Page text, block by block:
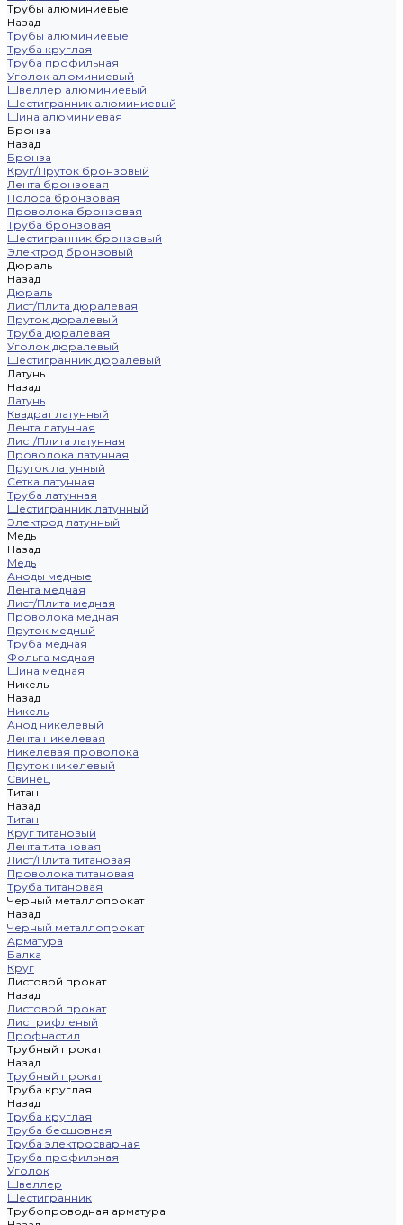
Трубы алюминиевые
Назад
Трубы алюминиевые
Труба круглая
Труба профильная
Уголок алюминиевый
Швеллер алюминиевый
Шестигранник алюминиевый
Шина алюминиевая
Бронза
Назад
Бронза
Круг/Пруток бронзовый
Лента бронзовая
Полоса бронзовая
Проволока бронзовая
Труба бронзовая
Шестигранник бронзовый
Электрод бронзовый
Дюраль
Назад
Дюраль
Лист/Плита дюралевая
Пруток дюралевый
Труба дюралевая
Уголок дюралевый
Шестигранник дюралевый
Латунь
Назад
Латунь
Квадрат латунный
Лента латунная
Лист/Плита латунная
Проволока латунная
Пруток латунный
Сетка латунная
Труба латунная
Шестигранник латунный
Электрод латунный
Медь
Назад
Медь
Аноды медные
Лента медная
Лист/Плита медная
Проволока медная
Пруток медный
Труба медная
Фольга медная
Шина медная
Никель
Назад
Никель
Анод никелевый
Лента никелевая
Никелевая проволока
Пруток никелевый
Свинец
Титан
Назад
Титан
Круг титановый
Лента титановая
Лист/Плита титановая
Проволока титановая
Труба титановая
Черный металлопрокат
Назад
Черный металлопрокат
Арматура
Балка
Круг
Листовой прокат
Назад
Листовой прокат
Лист рифленый
Профнастил
Трубный прокат
Назад
Трубный прокат
Труба круглая
Назад
Труба круглая
Труба бесшовная
Труба электросварная
Труба профильная
Уголок
Швеллер
Шестигранник
Трубопроводная арматура